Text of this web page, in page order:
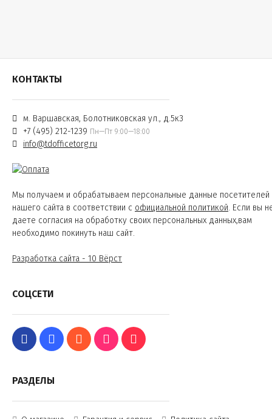
КОНТАКТЫ
м. Варшавская, Болотниковская ул., д.5к3
+7 (495) 212-1239 Пн—Пт 9:00—18:00
info@tdofficetorg.ru
Мы получаем и обрабатываем персональные данные посетителей
нашего сайта в соответствии с официальной политикой. Если вы
даете согласия на обработку своих персональных данных,вам
необходимо покинуть наш сайт.
Разработка сайта - 10 Вёрст
СОЦСЕТИ
РАЗДЕЛЫ